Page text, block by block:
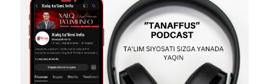
Soliyaxon Akbarova
13:50:39 / 24.10.2025
O‘ktam Sarimsoqov :
Assalomu alaykum,hurmatli
USTOZLAR!!!Agar